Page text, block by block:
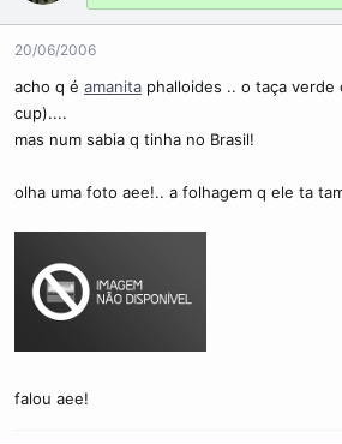
20/06/2006
acho q é amanita phalloides .. o taça
cup)....
mas num sabia q tinha no Brasil!
olha uma foto aee!.. a folhagem q ele ta
falou aee!